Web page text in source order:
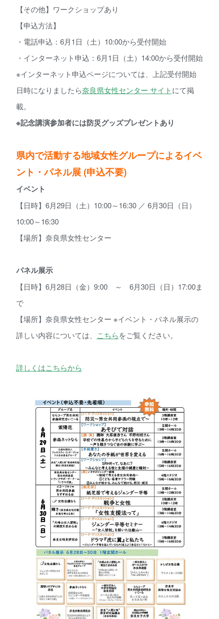
【その他】ワークショップあり
【申込方法】
・電話申込：6月1日（土）10:00から受付開始
・インターネット申込：6月1日（土）14:00から受付開始
※インターネット申込ページについては、上記受付開始
日時になりましたら奈良県女性センター サイトにて掲
載。
※記念講演参加者には防災グッズプレゼントあり
県内で活動する地域女性グループによるイベ
ント・パネル展 (申込不要)
イベント
【日時】6月29日（土）10:00～16:30 ／ 6月30日（日）
10:00～16:30
【場所】奈良県女性センター
パネル展示
【日時】6月28日（金）9:00 ～ 6月30日（日）17:00ま
で
【場所】奈良県女性センター ※イベント・パネル展示の
詳しい内容については、
こちらをご覧ください。
詳しくはこちらから